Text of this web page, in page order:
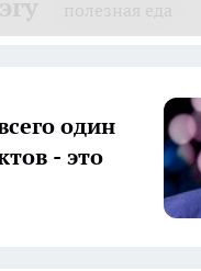
один
- это